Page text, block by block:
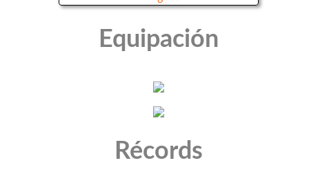
Equipación
Récords